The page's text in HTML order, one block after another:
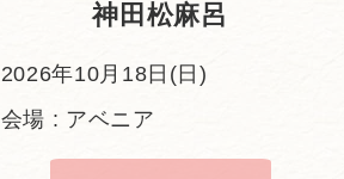
神田松麻呂
2026年10月18日(日)
会場 : アベニア